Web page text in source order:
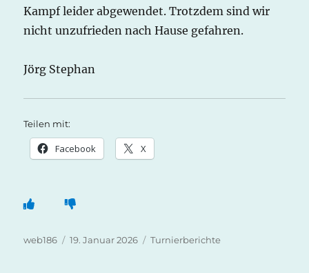
Kampf leider abgewendet. Trotzdem sind wir
nicht unzufrieden nach Hause gefahren.
Jörg Stephan
Teilen mit:
Facebook X
Autor
web186
Veröffentlicht
19. Januar 2026 Kategorien
Turnierberichte